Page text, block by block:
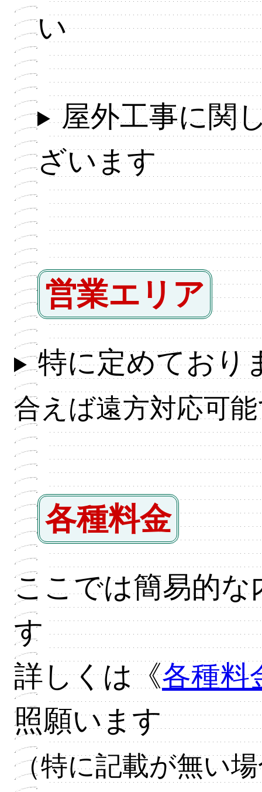
い
屋外工事に関
ざいます
営業エリア
特に定めており
合えば遠方対応可
各種料金
ここでは簡易的
す
詳しくは《各種料
照願います
（特に記載が無い